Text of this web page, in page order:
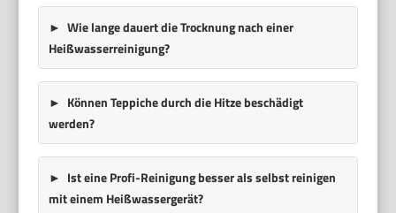
Wie lange dauert die Trocknung nach einer
Heißwasserreinigung?
Können Teppiche durch die Hitze beschädigt
werden?
Ist eine Profi-Reinigung besser als selbst reinigen
mit einem Heißwassergerät?